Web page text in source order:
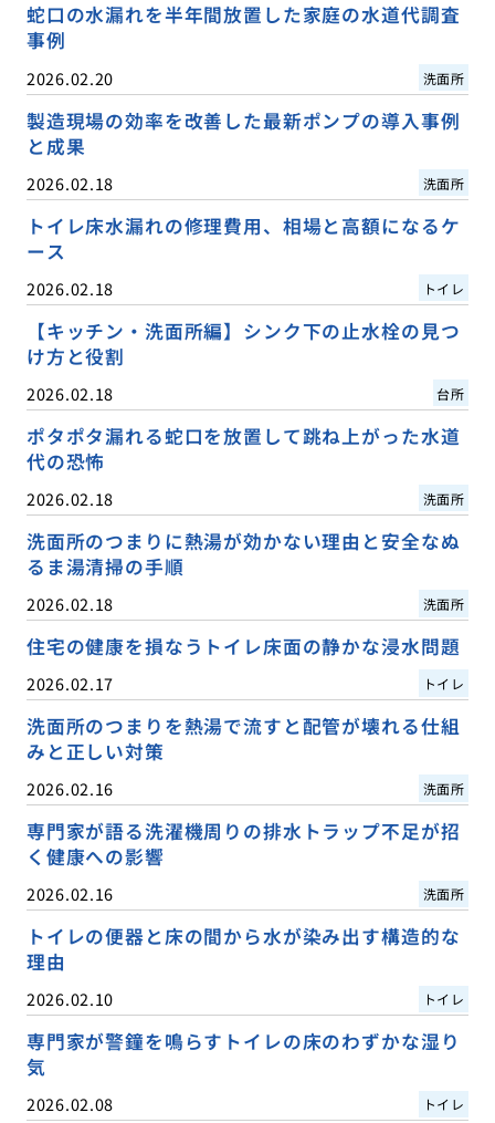
蛇口の水漏れを半年間放置した家庭の水道代調査
事例
2026.02.20 洗面所
製造現場の効率を改善した最新ポンプの導入事例
と成果
2026.02.18 洗面所
トイレ床水漏れの修理費用、相場と高額になるケ
ース
2026.02.18 トイレ
【キッチン・洗面所編】シンク下の止水栓の見つ
け方と役割
2026.02.18 台所
ポタポタ漏れる蛇口を放置して跳ね上がった水道
代の恐怖
2026.02.18 洗面所
洗面所のつまりに熱湯が効かない理由と安全なぬ
るま湯清掃の手順
2026.02.18 洗面所
住宅の健康を損なうトイレ床面の静かな浸水問題
2026.02.17 トイレ
洗面所のつまりを熱湯で流すと配管が壊れる仕組
みと正しい対策
2026.02.16 洗面所
専門家が語る洗濯機周りの排水トラップ不足が招
く健康への影響
2026.02.16 洗面所
トイレの便器と床の間から水が染み出す構造的な
理由
2026.02.10 トイレ
専門家が警鐘を鳴らすトイレの床のわずかな湿り
気
2026.02.08 トイレ